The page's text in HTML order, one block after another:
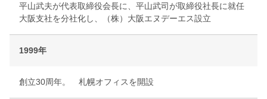
平山武夫が代表取締役会長に、平山武司が取締役社長に就任
大阪支社を分社化し、（株）大阪エヌデーエス設立
1999年
創立30周年。 札幌オフィスを開設